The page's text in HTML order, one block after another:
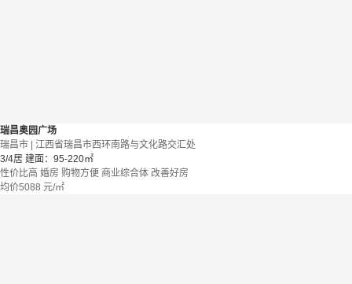
瑞昌奥园广场
瑞昌市 | 江西省瑞昌市西环南路与文化路交汇处
3/4居 建面：95-220㎡
性价比高 婚房 购物方便 商业综合体 改善好房
均价5088 元/㎡